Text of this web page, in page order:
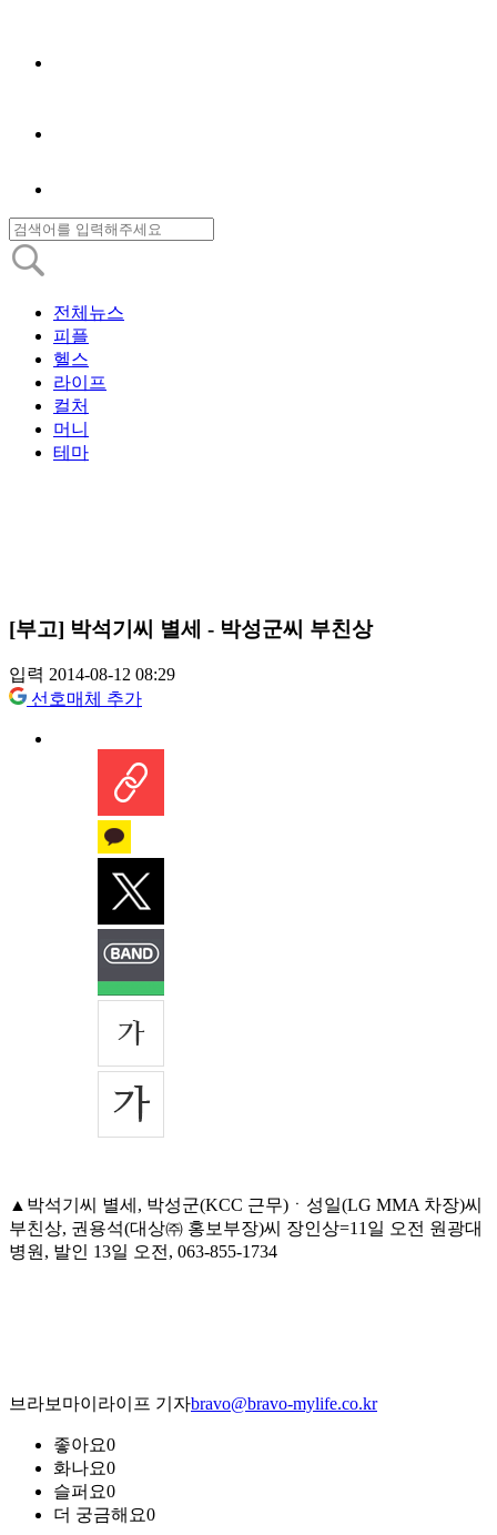
전체뉴스
피플
헬스
라이프
컬처
머니
테마
[부고] 박석기씨 별세 - 박성군씨 부친상
입력 2014-08-12 08:29
선호매체 추가
▲박석기씨 별세, 박성군(KCC 근무)ㆍ성일(LG MMA 차장)씨
부친상, 권용석(대상㈜ 홍보부장)씨 장인상=11일 오전 원광대
병원, 발인 13일 오전, 063-855-1734
브라보마이라이프 기자bravo@bravo-mylife.co.kr
좋아요0
화나요0
슬퍼요0
더 궁금해요0